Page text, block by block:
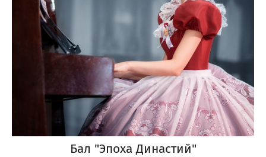
Бал "Эпоха Династий"